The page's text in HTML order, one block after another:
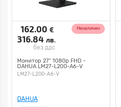
162.00 €
316.84 лв.
без ддс
Неналичен
Монитор 27" 1080p FHD -
DAHUA LM27-L200-A6-V
LM27-L200-A6-V
DAHUA